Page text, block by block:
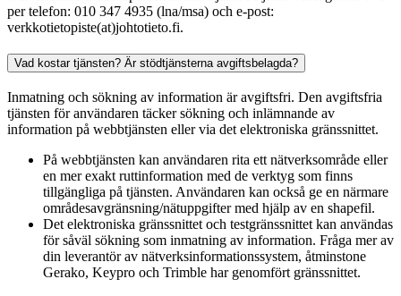
per telefon: 010 347 4935 (lna/msa) och e-post:
verkkotietopiste(at)johtotieto.fi.
Vad kostar tjänsten? Är stödtjänsterna avgiftsbelagda?
Inmatning och sökning av information är avgiftsfri. Den avgiftsfria
tjänsten för användaren täcker sökning och inlämnande av
information på webbtjänsten eller via det elektroniska gränssnittet.
På webbtjänsten kan användaren rita ett nätverksområde eller
en mer exakt ruttinformation med de verktyg som finns
tillgängliga på tjänsten. Användaren kan också ge en närmare
områdesavgränsning/nätuppgifter med hjälp av en shapefil.
Det elektroniska gränssnittet och testgränssnittet kan användas
för såväl sökning som inmatning av information. Fråga mer av
din leverantör av nätverksinformationssystem, åtminstone
Gerako, Keypro och Trimble har genomfört gränssnittet.